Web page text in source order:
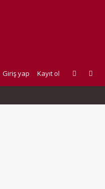
Giriş yap Kayıt ol